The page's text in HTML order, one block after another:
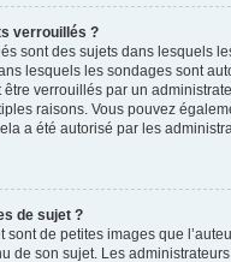
verrouillés ?
sont des sujets dans lesquels
lesquels les sondages sont
être verrouillés par un
raisons. Vous pouvez
a été autorisé par les
de sujet ?
sont de petites images que
de son sujet. Les